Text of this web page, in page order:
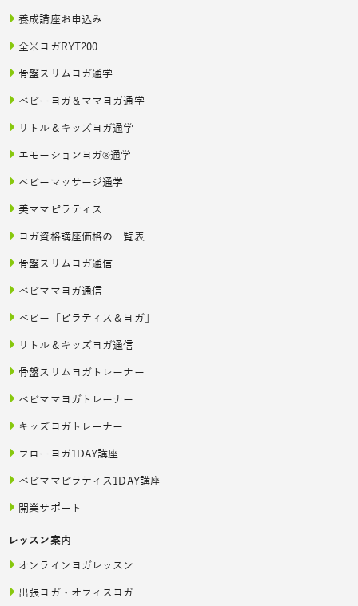
養成講座お申込み
全米ヨガRYT200
骨盤スリムヨガ通学
ベビーヨガ＆ママヨガ通学
リトル＆キッズヨガ通学
エモーションヨガ®通学
ベビーマッサージ通学
美ママピラティス
ヨガ資格講座価格の一覧表
骨盤スリムヨガ通信
ベビママヨガ通信
ベビー「ピラティス＆ヨガ」
リトル＆キッズヨガ通信
骨盤スリムヨガトレーナー
ベビママヨガトレーナー
キッズヨガトレーナー
フローヨガ1DAY講座
ベビママピラティス1DAY講座
開業サポート
レッスン案内
オンラインヨガレッスン
出張ヨガ・オフィスヨガ